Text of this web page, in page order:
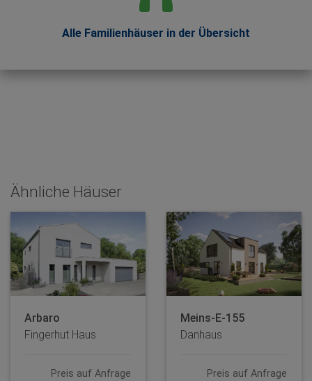
Alle Familienhäuser in der Übersicht
Ähnliche Häuser
Arbaro
Fingerhut Haus
Preis auf Anfrage
Meins-E-155
Danhaus
Preis auf Anfrage